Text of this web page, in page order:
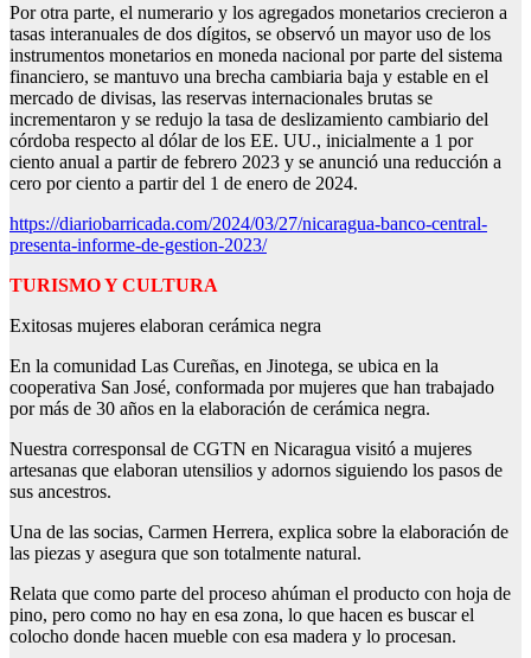
Por otra parte, el numerario y los agregados monetarios crecieron a
tasas interanuales de dos dígitos, se observó un mayor uso de los
instrumentos monetarios en moneda nacional por parte del sistema
financiero, se mantuvo una brecha cambiaria baja y estable en el
mercado de divisas, las reservas internacionales brutas se
incrementaron y se redujo la tasa de deslizamiento cambiario del
córdoba respecto al dólar de los EE. UU., inicialmente a 1 por
ciento anual a partir de febrero 2023 y se anunció una reducción a
cero por ciento a partir del 1 de enero de 2024.
https://diariobarricada.com/2024/03/27/nicaragua-banco-central-
presenta-informe-de-gestion-2023/
TURISMO Y CULTURA
Exitosas mujeres elaboran cerámica negra
En la comunidad Las Cureñas, en Jinotega, se ubica en la
cooperativa San José, conformada por mujeres que han trabajado
por más de 30 años en la elaboración de cerámica negra.
Nuestra corresponsal de CGTN en Nicaragua visitó a mujeres
artesanas que elaboran utensilios y adornos siguiendo los pasos de
sus ancestros.
Una de las socias, Carmen Herrera, explica sobre la elaboración de
las piezas y asegura que son totalmente natural.
Relata que como parte del proceso ahúman el producto con hoja de
pino, pero como no hay en esa zona, lo que hacen es buscar el
colocho donde hacen mueble con esa madera y lo procesan.